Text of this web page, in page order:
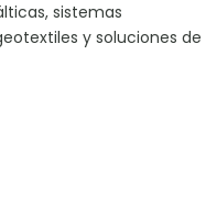
sistemas
y soluciones de